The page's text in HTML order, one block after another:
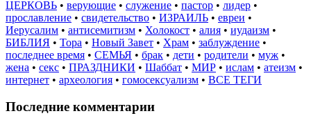
ЦЕРКОВЬ • верующие • служение • пастор • лидер •
прославление • свидетельство • ИЗРАИЛЬ • евреи •
Иерусалим • антисемитизм • Холокост • алия • иудаизм •
БИБЛИЯ • Тора • Новый Завет • Храм • заблуждение •
последнее время • СЕМЬЯ • брак • дети • родители • муж •
жена • секс • ПРАЗДНИКИ • Шаббат • МИР • ислам • атеизм •
интернет • археология • гомосексуализм • ВСЕ ТЕГИ
Последние комментарии